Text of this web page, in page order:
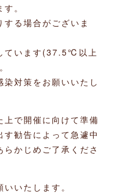
。
する場合がございま
ています(37.5℃以上
染対策をお願いいたし
で開催に向けて準備
す勧告によって急遽中
かじめご了承くださ
いたします。